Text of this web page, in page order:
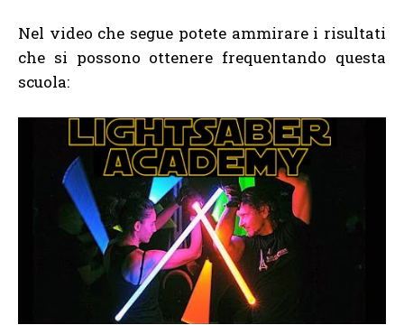
Nel video che segue potete ammirare i risultati
che si possono ottenere frequentando questa
scuola: